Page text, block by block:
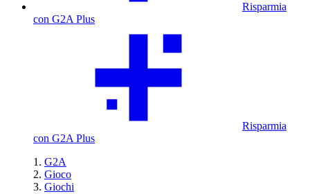
Risparmia
con G2A Plus
Risparmia
con G2A Plus
G2A
Gioco
Giochi